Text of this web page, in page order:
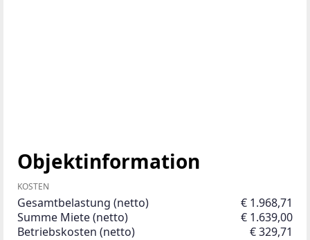
Objektinformation
KOSTEN
Gesamtbelastung (netto)
€ 1.968,71
Summe Miete (netto)
€ 1.639,00
Betriebskosten (netto)
€ 329,71